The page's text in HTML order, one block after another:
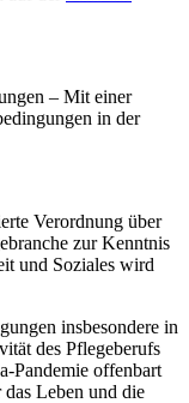
– Mit einer
in der
Verordnung über
zur Kenntnis
und Soziales wird
insbesondere in
des Pflegeberufs
Pandemie offenbart
Leben und die